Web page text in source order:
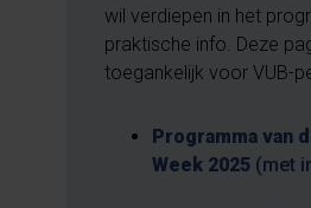
wil verdiepen in het
praktische info. Deze
toegankelijk voor VUB-
Programma van
Week 2025 (met